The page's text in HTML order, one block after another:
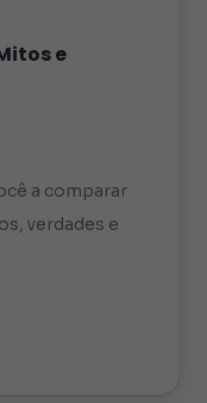
e
a comparar
verdades e